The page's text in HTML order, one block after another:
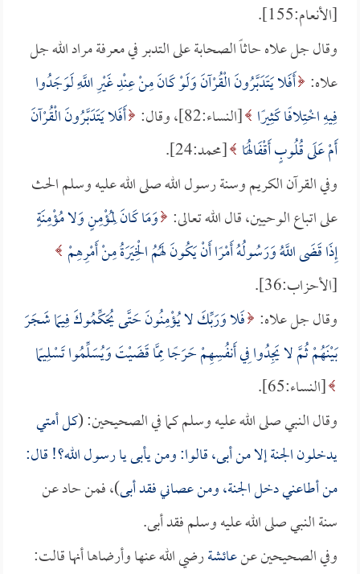
[الأنعام:155].
وقال جل علاه حاثاً الصحابة على التدبر في معرفة مراد الله جل
علاه: أَفَلا يَتَدَبَّرُونَ الْقُرْآنَ وَلَوْ كَانَ مِنْ عِنْدِ غَيْرِ اللَّهِ لَوَجَدُوا
فِيهِ اخْتِلافًا كَثِيرًا [النساء:82]، وقال:
أَفَلا يَتَدَبَّرُونَ الْقُرْآنَ
أَمْ عَلَى قُلُوبٍ أَقْفَالُهَا [محمد:24].
وفي القرآن الكريم وسنة رسول الله صلى الله عليه وسلم الحث
على اتباع الوحيين، قال الله تعالى: وَمَا كَانَ لِمُؤْمِنٍ وَلا مُؤْمِنَةٍ
إِذَا قَضَى اللَّهُ وَرَسُولُهُ أَمْرًا أَنْ يَكُونَ لَهُمُ الْخِيَرَةُ مِنْ أَمْرِهِمْ
[الأحزاب:36].
وقال جل علاه: فَلا وَرَبِّكَ لا يُؤْمِنُونَ حَتَّى يُحَكِّمُوكَ فِيمَا شَجَرَ
بَيْنَهُمْ ثُمَّ لا يَجِدُوا فِي أَنفُسِهِمْ حَرَجًا مِمَّا قَضَيْتَ وَيُسَلِّمُوا تَسْلِيمًا
[النساء:65].
وقال النبي صلى الله عليه وسلم كما في الصحيحين: (كل أمتي
يدخلون الجنة إلا من أبى، قالوا: ومن يأبى يا رسول الله؟! قال:
من أطاعني دخل الجنة، ومن عصاني فقد أبى)، فمن حاد عن
سنة النبي صلى الله عليه وسلم فقد أبى.
وفي الصحيحين عنعائشةرضي الله عنها وأرضاها أنها قالت: